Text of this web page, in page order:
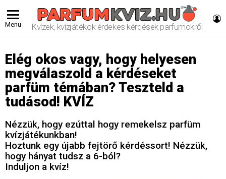
Menu Kvízek, kvízjátékok érdekes kérdések parfümökről
Elég okos vagy, hogy helyesen
megválaszold a kérdéseket
parfüm témában? Teszteld a
tudásod! KVÍZ
Nézzük, hogy ezúttal hogy remekelsz parfüm
kvízjátékunkban!
Hoztunk egy újabb fejtörő kérdéssort! Nézzük,
hogy hányat tudsz a 6-ból?
Induljon a kvíz!